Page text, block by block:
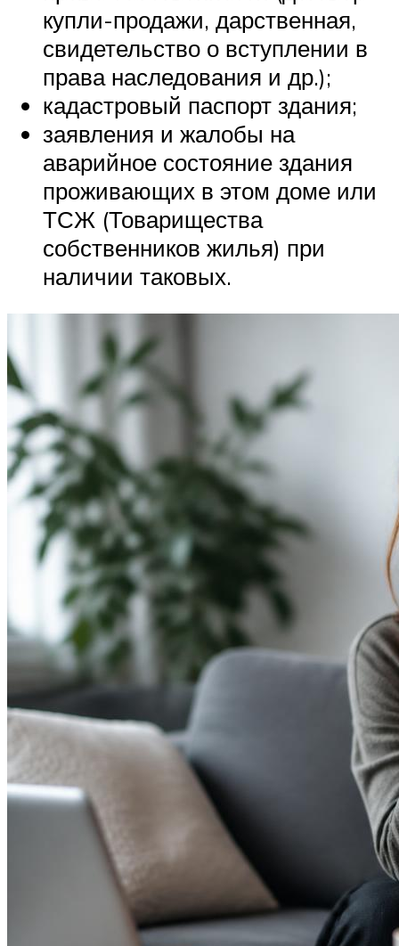
купли-продажи, дарственная,
свидетельство о вступлении в
права наследования и др.);
кадастровый паспорт здания;
заявления и жалобы на
аварийное состояние здания
проживающих в этом доме или
ТСЖ (Товарищества
собственников жилья) при
наличии таковых.